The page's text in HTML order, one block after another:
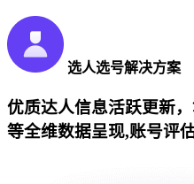
选人选号解决方案
优质达人信息活跃更新
等全维数据呈现,账号评